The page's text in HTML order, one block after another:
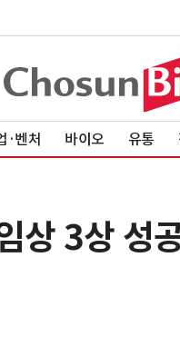
·벤처 바이오 유통
상 3상 성